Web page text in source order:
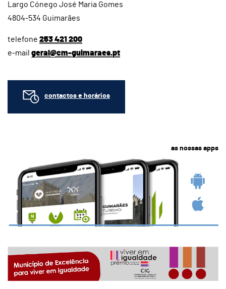
Largo Cónego José Maria Gomes
4804-534 Guimarães
telefone 253 421 200
e-mail geral@cm-guimaraes.pt
contactos e horários
as nossas apps